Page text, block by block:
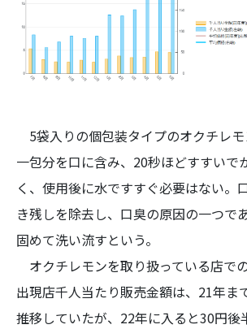
5袋入りの個包装タイプのオクチレ
一包分を口に含み、20秒ほどすすいで
く、使用後に水ですすぐ必要はない。
き残しを除去し、口臭の原因の一つで
固めて洗い流すという。
オクチレモンを取り扱っている店で
出現店千人当たり販売金額は、21年ま
推移していたが、22年に入ると30円後